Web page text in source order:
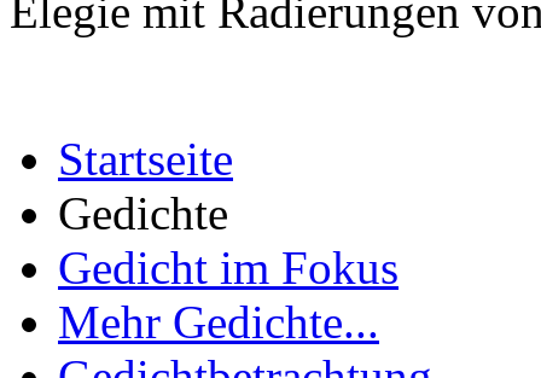
Elegie mit Radierungen
Startseite
Gedichte
Gedicht im Fokus
Mehr Gedichte...